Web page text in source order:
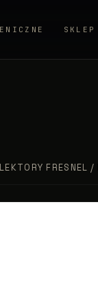
SKLEP
FRESNEL /